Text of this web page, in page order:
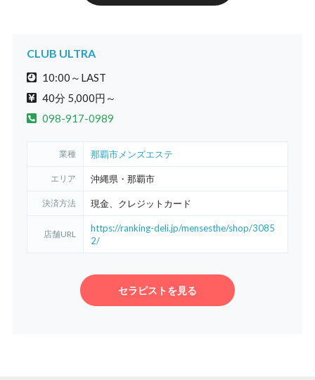
延長20分
CLUB ULTRA
10:00～LAST
40分 5,000円～
098-917-0989
業種 那覇市メンズエステ
エリア 沖縄県・那覇市
決済方法 現金、クレジットカード
店舗URL
https://ranking-deli.jp/mensesthe/shop/3085
2/
セラピストを見る